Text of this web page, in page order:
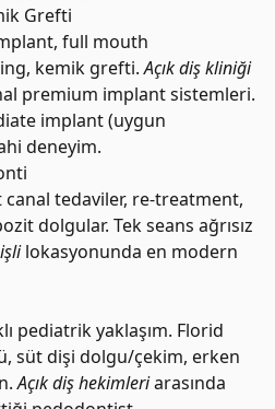
Grefti
full mouth
kemik grefti.Açık diş kliniği
premium implant sistemleri.
implant (uygun
deneyim.
tedaviler, re-treatment,
dolgular. Tek seans ağrısız
lokasyonunda en modern
pediatrik yaklaşım. Florid
süt dişi dolgu/çekim, erken
Açık diş hekimleriarasında